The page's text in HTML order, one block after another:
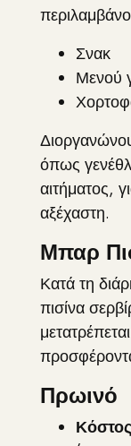
Σνακ
Μενού
όπως
αιτήματος,
αξέχαστη.
Μπαρ
Κατά τη
πισίνα
Πρωινό
Κόστος